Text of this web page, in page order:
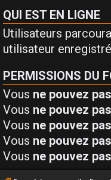
QUI EST EN LIGNE
Utilisateurs
utilisateur
PERMISSIONS DU
Vous ne pouvez pas
Vous ne pouvez pas
Vous ne pouvez pas
Vous ne pouvez pas
Vous ne pouvez pas